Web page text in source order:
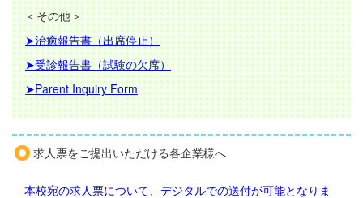
＜その他＞
➤治癒報告書（出席停止）
➤受診報告書（試験の欠席）
➤Parent Inquiry Form
求人票をご提出いただける各企業様へ
本校宛の求人票について、デジタルでの送付が可能となりま